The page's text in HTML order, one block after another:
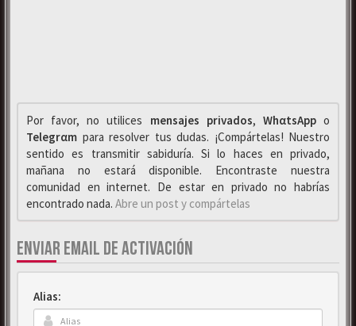
Por favor, no utilices mensajes privados, WhαtsAppo
Telegrαm para resolver tus dudas. ¡Compártelas! Nuestro
sentido es transmitir sabiduría. Si lo haces en privado,
mañana no estará disponible. Encontraste nuestra
comunidad en internet. De estar en privado no habrías
encontrado nada. Abre un post y compártelas
ENVIAR EMAIL DE ACTIVACIÓN
Alias: